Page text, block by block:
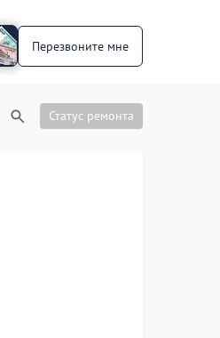
Перезвоните мне
Статус ремонта